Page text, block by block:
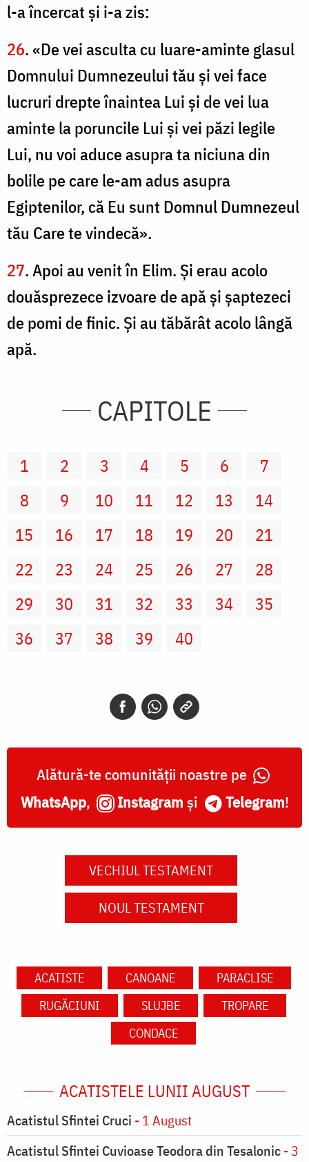
l-a încercat şi i-a zis:
26. «De vei asculta cu luare-aminte glasul
Domnului Dumnezeului tău şi vei face
lucruri drepte înaintea Lui şi de vei lua
aminte la poruncile Lui şi vei păzi legile
Lui, nu voi aduce asupra ta niciuna din
bolile pe care le-am adus asupra
Egiptenilor, că Eu sunt Domnul Dumnezeul
tău Care te vindecă».
27. Apoi au venit în Elim. Şi erau acolo
douăsprezece izvoare de apă şi şaptezeci
de pomi de finic. Şi au tăbărât acolo lângă
apă.
CAPITOLE
1 2 3 4 5 6
7
8
9 10 11 12 13
14
15
16 17 18 19 20
21
22
23 24 25 26 27
28
29
30 31 32 33 34
35
36
37 38 39 40
Alătură-te comunității noastre pe
WhatsApp, Instagram și Telegram!
VECHIUL TESTAMENT
NOUL TESTAMENT
ACATISTE CANOANE
PARACLISE
RUGĂCIUNI
SLUJBE
TROPARE
CONDACE
ACATISTELE LUNII AUGUST
Acatistul Sfintei Cruci - 1 August
Acatistul Sfintei Cuvioase Teodora din Tesalonic- 3